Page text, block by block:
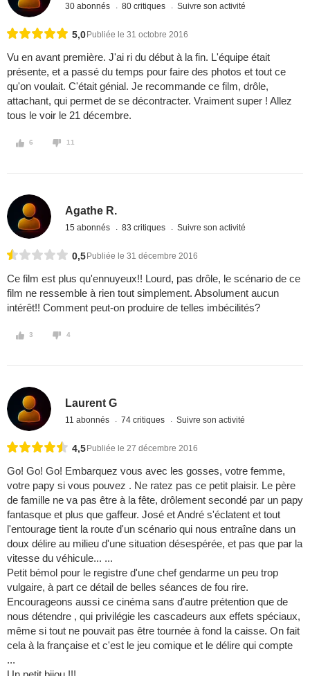
30 abonnés 80 critiques Suivre son activité
5,0 Publiée le 31 octobre 2016
Vu en avant première. J'ai ri du début à la fin. L'équipe était
présente, et a passé du temps pour faire des photos et tout ce
qu'on voulait. C'était génial. Je recommande ce film, drôle,
attachant, qui permet de se décontracter. Vraiment super ! Allez
tous le voir le 21 décembre.
6 11
Agathe R.
15 abonnés 83 critiques Suivre son activité
0,5 Publiée le 31 décembre 2016
Ce film est plus qu'ennuyeux!! Lourd, pas drôle, le scénario de ce
film ne ressemble à rien tout simplement. Absolument aucun
intérêt!! Comment peut-on produire de telles imbécilités?
3 4
Laurent G
11 abonnés 74 critiques Suivre son activité
4,5 Publiée le 27 décembre 2016
Go! Go! Go! Embarquez vous avec les gosses, votre femme,
votre papy si vous pouvez . Ne ratez pas ce petit plaisir. Le père
de famille ne va pas être à la fête, drôlement secondé par un papy
fantasque et plus que gaffeur. José et André s'éclatent et tout
l'entourage tient la route d'un scénario qui nous entraîne dans un
doux délire au milieu d'une situation désespérée, et pas que par la
vitesse du véhicule... ...
Petit bémol pour le registre d'une chef gendarme un peu trop
vulgaire, à part ce détail de belles séances de fou rire.
Encourageons aussi ce cinéma sans d'autre prétention que de
nous détendre , qui privilégie les cascadeurs aux effets spéciaux,
même si tout ne pouvait pas être tournée à fond la caisse. On fait
cela à la française et c'est le jeu comique et le délire qui compte
...